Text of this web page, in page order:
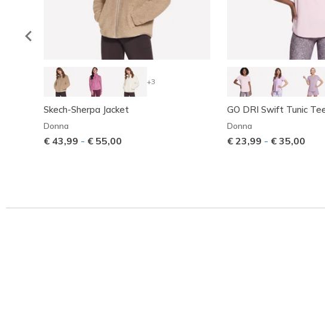
+3
Skech-Sherpa Jacket
Donna
€ 43,99 - € 55,00
GO DRI Swift Tunic
Donna
€ 23,99 - € 35,00